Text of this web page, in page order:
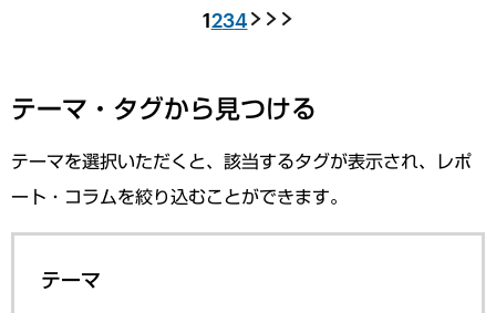
1234
テーマ・タグから見つける
テーマを選択いただくと、該当するタグが表示され、レポ
ート・コラムを絞り込むことができます。
テーマ